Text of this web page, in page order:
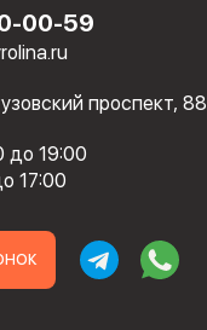
00-59
проспект, 88
до 19:00
17:00